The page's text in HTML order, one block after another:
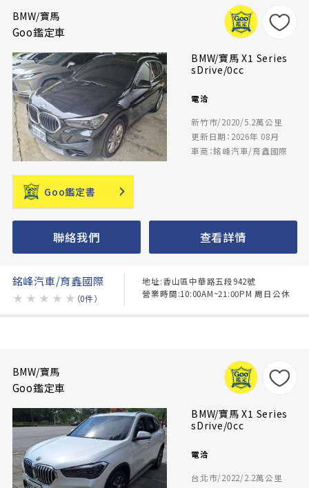
BMW/寶馬
Goo鑑定車
BMW/寶馬 X1 Series
sDrive/0cc
電洽
新竹市/2020/5.2萬公里
更新日期：2026年 08月
車商：銘峰汽車/育鑫國際
Goo鑑定書
聯絡我們 查看詳情
銘峰汽車/育鑫國際
★ ★ ★ ★ ★ （0件）
地址:香山區中華路五段942號
營業時間:10:00AM~21:00PM 周日公休
BMW/寶馬
Goo鑑定車
BMW/寶馬 X1 Series
sDrive/0cc
電洽
台北市/2022/2.2萬公里